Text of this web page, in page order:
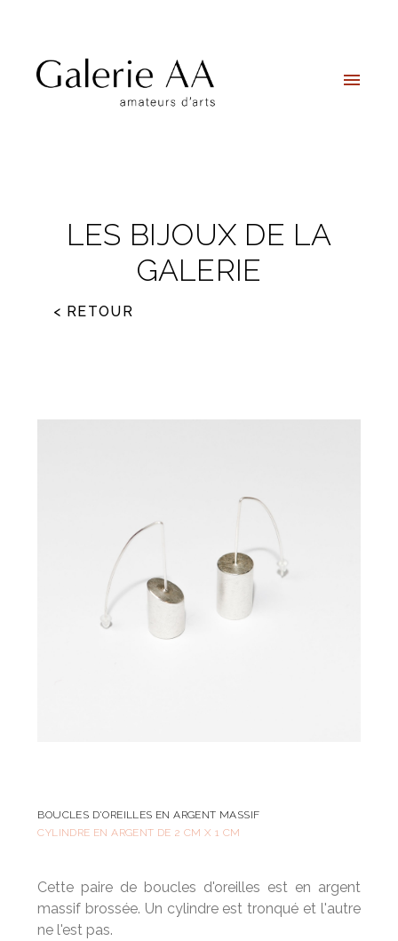
LES BIJOUX DE LA
GALERIE
< RETOUR
BOUCLES D'OREILLES EN ARGENT MASSIF
CYLINDRE EN ARGENT DE 2 CM X 1 CM
Cette paire de boucles d'oreilles est en argent
massif brossée. Un cylindre est tronqué et l'autre
ne l'est pas.